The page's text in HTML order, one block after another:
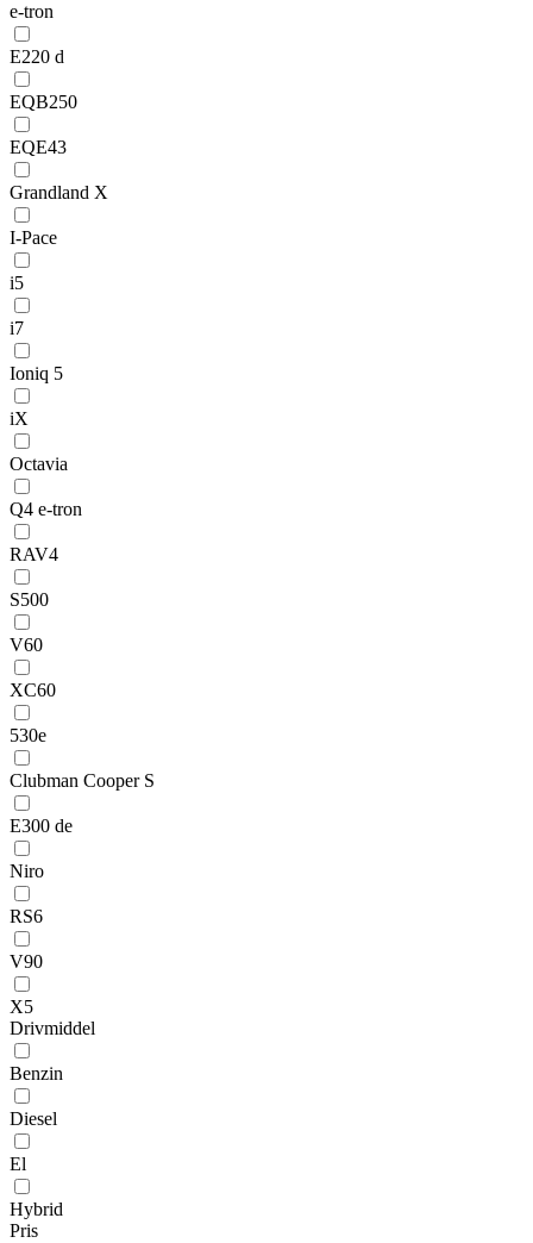
e-tron
E220 d
EQB250
EQE43
Grandland X
I-Pace
i5
i7
Ioniq 5
iX
Octavia
Q4 e-tron
RAV4
S500
V60
XC60
530e
Clubman Cooper S
E300 de
Niro
RS6
V90
X5
Drivmiddel
Benzin
Diesel
El
Hybrid
Pris